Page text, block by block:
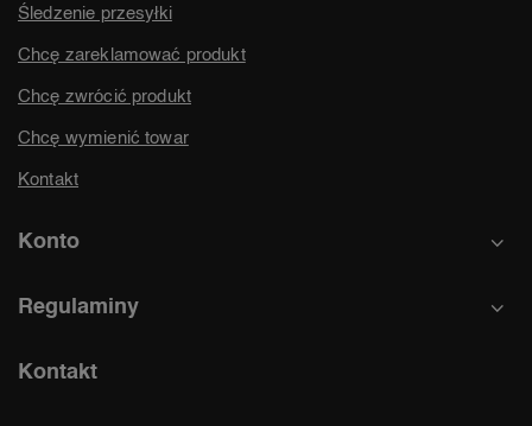
Śledzenie przesyłki
Chcę zareklamować produkt
Chcę zwrócić produkt
Chcę wymienić towar
Kontakt
Konto
Regulaminy
Kontakt